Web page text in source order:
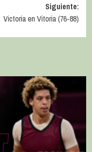
Siguiente:
Victoria en Vitoria (76-88)